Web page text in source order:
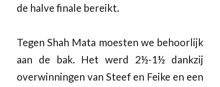
de halve finale bereikt.
Tegen Shah Mata moesten we behoorlijk
aan de bak. Het werd 2½-1½ dankzij
overwinningen van Steef en Feike en een